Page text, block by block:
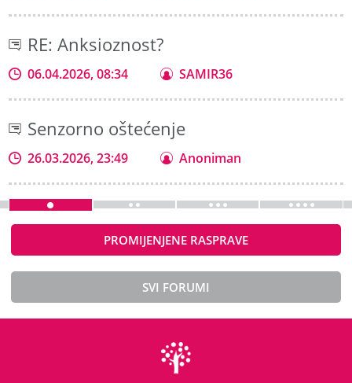
RE: Anksioznost?
06.04.2026, 08:34 SAMIR36
Senzorno oštećenje
26.03.2026, 23:49 Anoniman
PROMIJENJENE RASPRAVE
SVI FORUMI